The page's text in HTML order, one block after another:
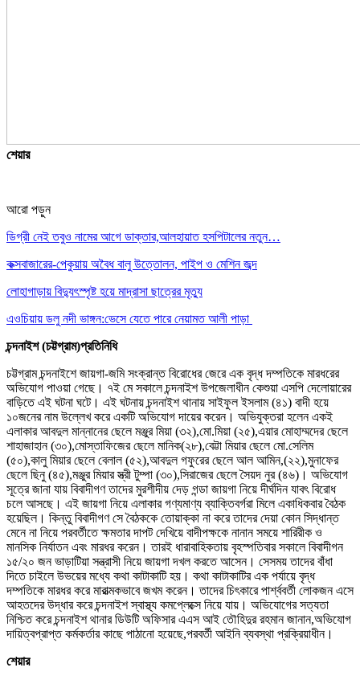
শেয়ার
আরো পড়ুন
ডিগ্রী নেই তবুও নামের আগে ডাক্তার,আলহায়াত হসপিটালের নতুন…
কক্সবাজারের-পেকুয়ায় অবৈধ বালু উত্তোলন, পাইপ ও মেশিন জব্দ
লোহাগাড়ায় বিদ্যুৎস্পৃষ্ট হয়ে মাদ্রাসা ছাত্রের মৃত্যু
এওচিয়ায় ডলু নদী ভাঙ্গন:ভেসে যেতে পারে নেয়ামত আলী পাড়া
চন্দনাইশ (চট্টগ্রাম)প্রতিনিধি
চট্টগ্রাম চন্দনাইশে জায়গা-জমি সংক্রান্ত বিরোধের জেরে এক বৃদ্ধ দম্পতিকে মারধরের
অভিযোগ পাওয়া গেছে। ৭ই মে সকালে চন্দনাইশ উপজেলাধীন কেশুয়া এসপি দেলোয়ারের
বাড়িতে এই ঘটনা ঘটে। এই ঘটনায় চন্দনাইশ থানায় সাইফুল ইসলাম (৪১) বাদী হয়ে
১০জনের নাম উল্লেখ করে একটি অভিযোগ দায়ের করেন। অভিযুক্তরা হলেন একই
এলাকার আবদুল মান্নানের ছেলে মঞ্জুর মিয়া (৩২),মো.মিয়া (২৫),এয়ার মোহাম্মদের ছেলে
শাহাজাহান (৩০),মোস্তাফিজের ছেলে মানিক(২৮),বেট্টা মিয়ার ছেলে মো.সেলিম
(৫০),কালু মিয়ার ছেলে বেলাল (৫২),আবদুল গফুরের ছেলে আল আমিন,(২২),মুনাফের
ছেলে ছিনু (৪৫),মঞ্জুর মিয়ার স্ত্রী টুম্পা (৩০),সিরাজের ছেলে সৈয়দ নুর (৪৬)। অভিযোগ
সূত্রে জানা যায় বিবাদীগণ তাদের মুরশীদীয় দেড় গন্ডা জায়গা নিয়ে দীর্ঘদিন যাবৎ বিরোধ
চলে আসছে। এই জায়গা নিয়ে এলাকার গণ্যমাণ্য ব্যাক্তিবর্গরা মিলে একাধিকবার বৈঠক
হয়েছিল। কিন্তু বিবাদীগণ সে বৈঠককে তোয়াক্কা না করে তাদের দেয়া কোন সিদ্ধান্ত
মেনে না নিয়ে পরবর্তীতে ক্ষমতার দাপট দেখিয়ে বাদীপক্ষকে নানান সময়ে শারিরীক ও
মানসিক নির্যাতন এবং মারধর করেন। তারই ধারাবাহিকতায় বৃহস্পতিবার সকালে বিবাদীগন
১৫/২০ জন ভাড়াটিয়া সন্ত্রাসী নিয়ে জায়গা দখল করতে আসেন। সেসময় তাদের বাঁধা
দিতে চাইলে উভয়ের মধ্যে কথা কাটাকাটি হয়। কথা কাটাকাটির এক পর্যায়ে বৃদ্ধ
দম্পতিকে মারধর করে মারাত্মকভাবে জখম করেন। তাদের চিৎকারে পার্শ্ববর্তী লোকজন এসে
আহতদের উদ্ধার করে চন্দনাইশ স্বাস্থ্য কমপ্লেক্সে নিয়ে যায়। অভিযোগের সত্যতা
নিশ্চিত করে চন্দনাইশ থানার ডিউটি অফিসার এএস আই তৌহিদুর রহমান জানান,অভিযোগ
দায়িত্বপ্রাপ্ত কর্মকর্তার কাছে পাঠানো হয়েছে,পরবর্তী আইনি ব্যবস্থা প্রক্রিয়াধীন।
শেয়ার